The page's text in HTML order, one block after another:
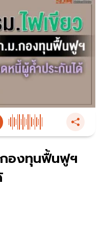
กองทุนฟื้นฟูฯ